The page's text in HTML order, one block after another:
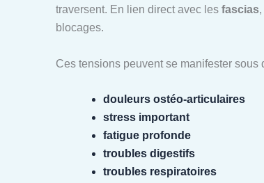
traversent. En lien direct avec les fascias
blocages.
Ces tensions peuvent se manifester sous
douleurs ostéo-articulaires
stress important
fatigue profonde
troubles digestifs
troubles respiratoires